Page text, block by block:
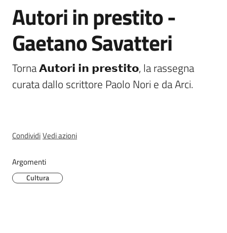
Novità
Servizi
Vivere
Novellara
r
e
Salta al contenuto
Autori in prestito -
Gaetano Savatteri
Torna 𝗔𝘂𝘁𝗼𝗿𝗶 𝗶𝗻 𝗽𝗿𝗲𝘀𝘁𝗶𝘁𝗼, la rassegna
curata dallo scrittore Paolo Nori e da Arci.
CondividiVedi azioni
Argomenti
Cultura